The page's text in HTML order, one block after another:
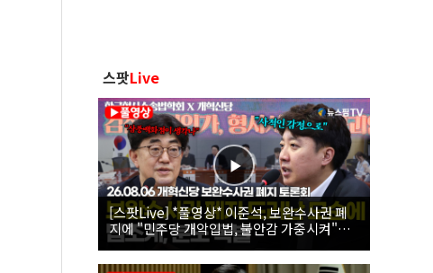
스팟Live
[스팟Live] *풀영상* 이준석, 보완수사권 폐
지에 "민주당 개악입법, 불안감 가중시켜"｜
26.08.06 개혁신당 보완수사권 폐지 토론회